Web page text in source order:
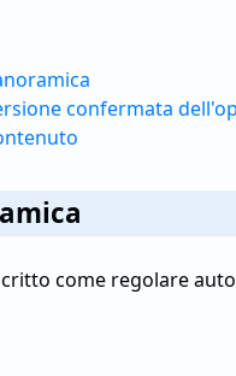
confermata
come regolare